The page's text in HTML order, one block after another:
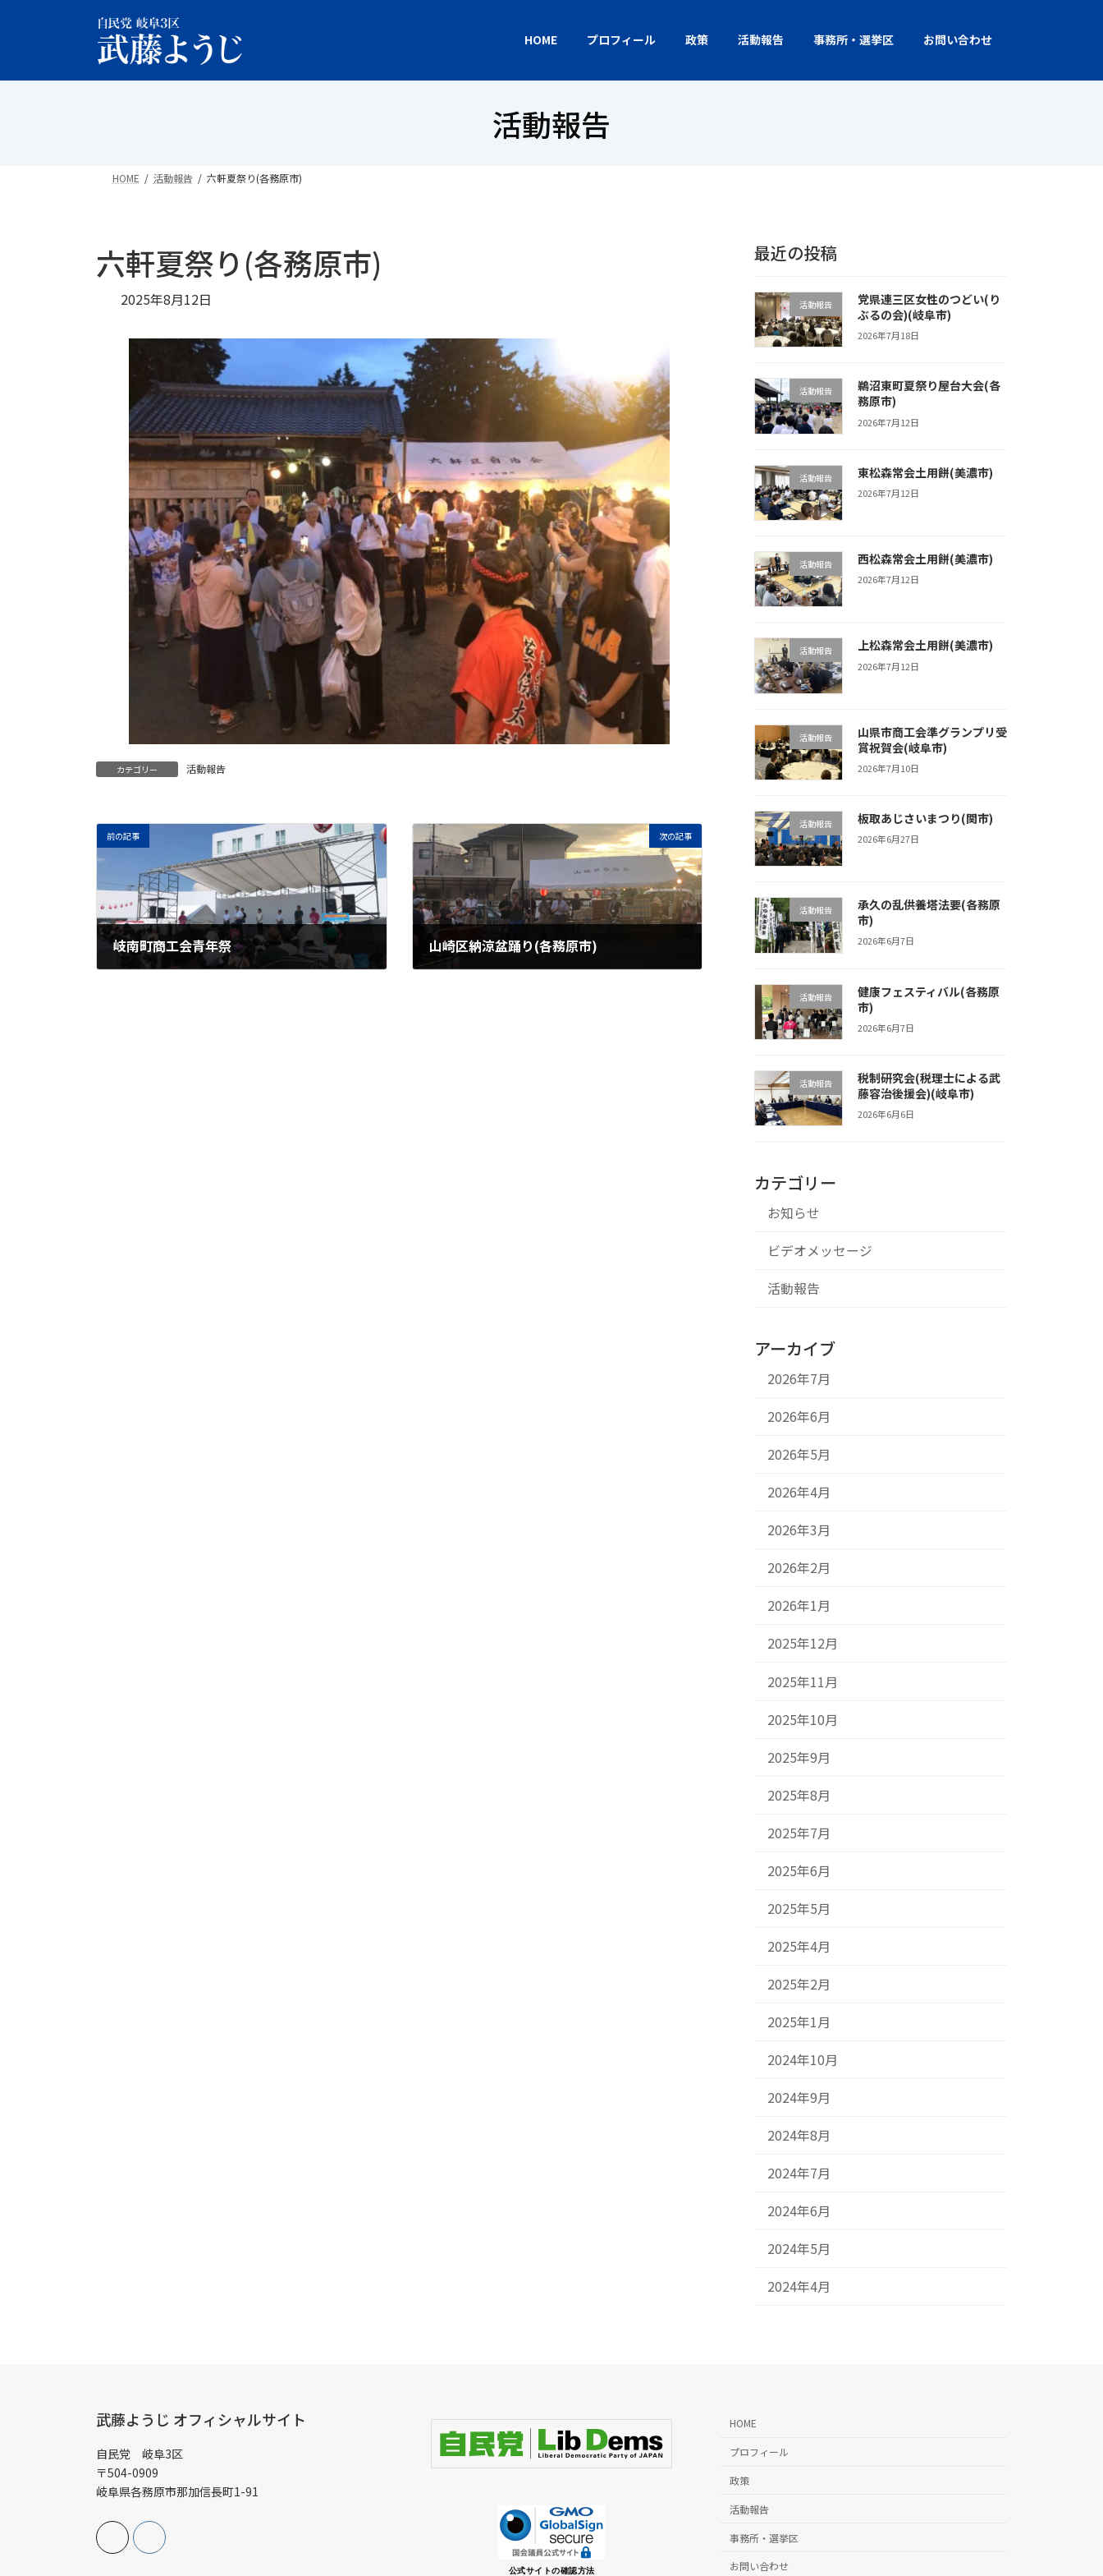
HOME プロフィール 政策 活動報告 事務所・選挙区 お問い合わせ
活動報告
HOME 活動報告 六軒夏祭り(各務原市)
六軒夏祭り(各務原市)
2025年8月12日
カテゴリー 活動報告
前の記事
岐南町商工会青年祭
2025年8月3日
次の記事
山崎区納涼盆踊り(各務原市)
2025年8月13日
最近の投稿
活動報告
党県連三区女性のつどい(り
ぶるの会)(岐阜市)
2026年7月18日
活動報告
鵜沼東町夏祭り屋台大会(各
務原市)
2026年7月12日
活動報告 東松森常会土用餅(美濃市)
2026年7月12日
活動報告 西松森常会土用餅(美濃市)
2026年7月12日
活動報告 上松森常会土用餅(美濃市)
2026年7月12日
活動報告
山県市商工会準グランプリ受
賞祝賀会(岐阜市)
2026年7月10日
活動報告 板取あじさいまつり(関市)
2026年6月27日
活動報告
承久の乱供養塔法要(各務原
市)
2026年6月7日
活動報告
健康フェスティバル(各務原
市)
2026年6月7日
活動報告
税制研究会(税理士による武
藤容治後援会)(岐阜市)
2026年6月6日
カテゴリー
お知らせ
ビデオメッセージ
活動報告
アーカイブ
2026年7月
2026年6月
2026年5月
2026年4月
2026年3月
2026年2月
2026年1月
2025年12月
2025年11月
2025年10月
2025年9月
2025年8月
2025年7月
2025年6月
2025年5月
2025年4月
2025年2月
2025年1月
2024年10月
2024年9月
2024年8月
2024年7月
2024年6月
2024年5月
2024年4月
武藤ようじ オフィシャルサイト
自民党 岐阜3区
〒504-0909
岐阜県各務原市那加信長町1-91
公式サイトの確認方法
HOME
プロフィール
政策
活動報告
事務所・選挙区
お問い合わせ